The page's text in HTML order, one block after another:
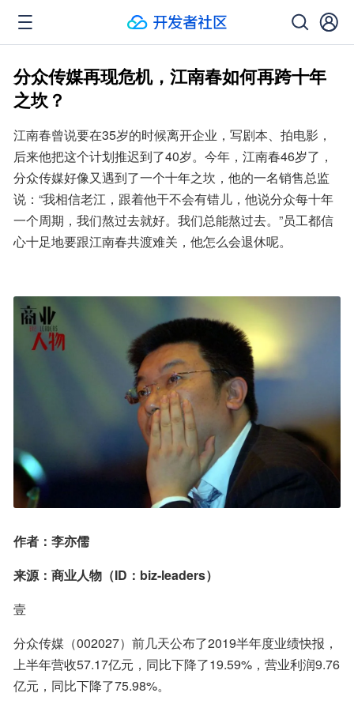
分众传媒再现危机，江南春如何再跨十年
之坎？
江南春曾说要在35岁的时候离开企业，写剧本、拍电影，
后来他把这个计划推迟到了40岁。今年，江南春46岁了，
分众传媒好像又遇到了一个十年之坎，他的一名销售总监
说：“我相信老江，跟着他干不会有错儿，他说分众每十年
一个周期，我们熬过去就好。我们总能熬过去。”员工都信
心十足地要跟江南春共渡难关，他怎么会退休呢。
作者：李亦儒
来源：商业人物（ID：biz-leaders）
壹
分众传媒（002027）前几天公布了2019半年度业绩快报，
上半年营收57.17亿元，同比下降了19.59%，营业利润9.76
亿元，同比下降了75.98%。